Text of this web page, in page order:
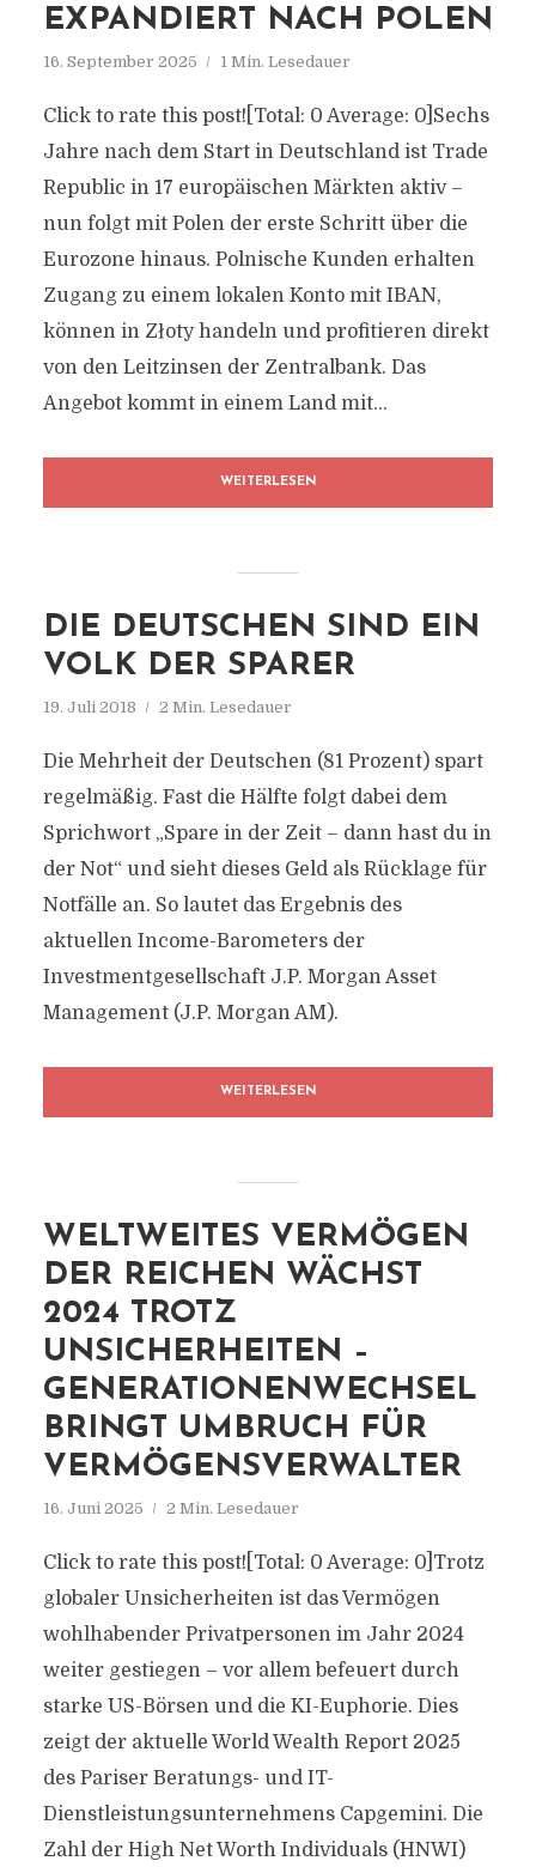
EXPANDIERT NACH POLEN
16. September 2025 1 Min. Lesedauer
Click to rate this post![Total: 0 Average: 0]Sechs
Jahre nach dem Start in Deutschland ist Trade
Republic in 17 europäischen Märkten aktiv –
nun folgt mit Polen der erste Schritt über die
Eurozone hinaus. Polnische Kunden erhalten
Zugang zu einem lokalen Konto mit IBAN,
können in Złoty handeln und profitieren direkt
von den Leitzinsen der Zentralbank. Das
Angebot kommt in einem Land mit...
WEITERLESEN
DIE DEUTSCHEN SIND EIN
VOLK DER SPARER
19. Juli 2018 2 Min. Lesedauer
Die Mehrheit der Deutschen (81 Prozent) spart
regelmäßig. Fast die Hälfte folgt dabei dem
Sprichwort „Spare in der Zeit – dann hast du in
der Not“ und sieht dieses Geld als Rücklage für
Notfälle an. So lautet das Ergebnis des
aktuellen Income-Barometers der
Investmentgesellschaft J.P. Morgan Asset
Management (J.P. Morgan AM).
WEITERLESEN
WELTWEITES VERMÖGEN
DER REICHEN WÄCHST
2024 TROTZ
UNSICHERHEITEN –
GENERATIONENWECHSEL
BRINGT UMBRUCH FÜR
VERMÖGENSVERWALTER
16. Juni 2025 2 Min. Lesedauer
Click to rate this post![Total: 0 Average: 0]Trotz
globaler Unsicherheiten ist das Vermögen
wohlhabender Privatpersonen im Jahr 2024
weiter gestiegen – vor allem befeuert durch
starke US-Börsen und die KI-Euphorie. Dies
zeigt der aktuelle World Wealth Report 2025
des Pariser Beratungs- und IT-
Dienstleistungsunternehmens Capgemini. Die
Zahl der High Net Worth Individuals (HNWI)